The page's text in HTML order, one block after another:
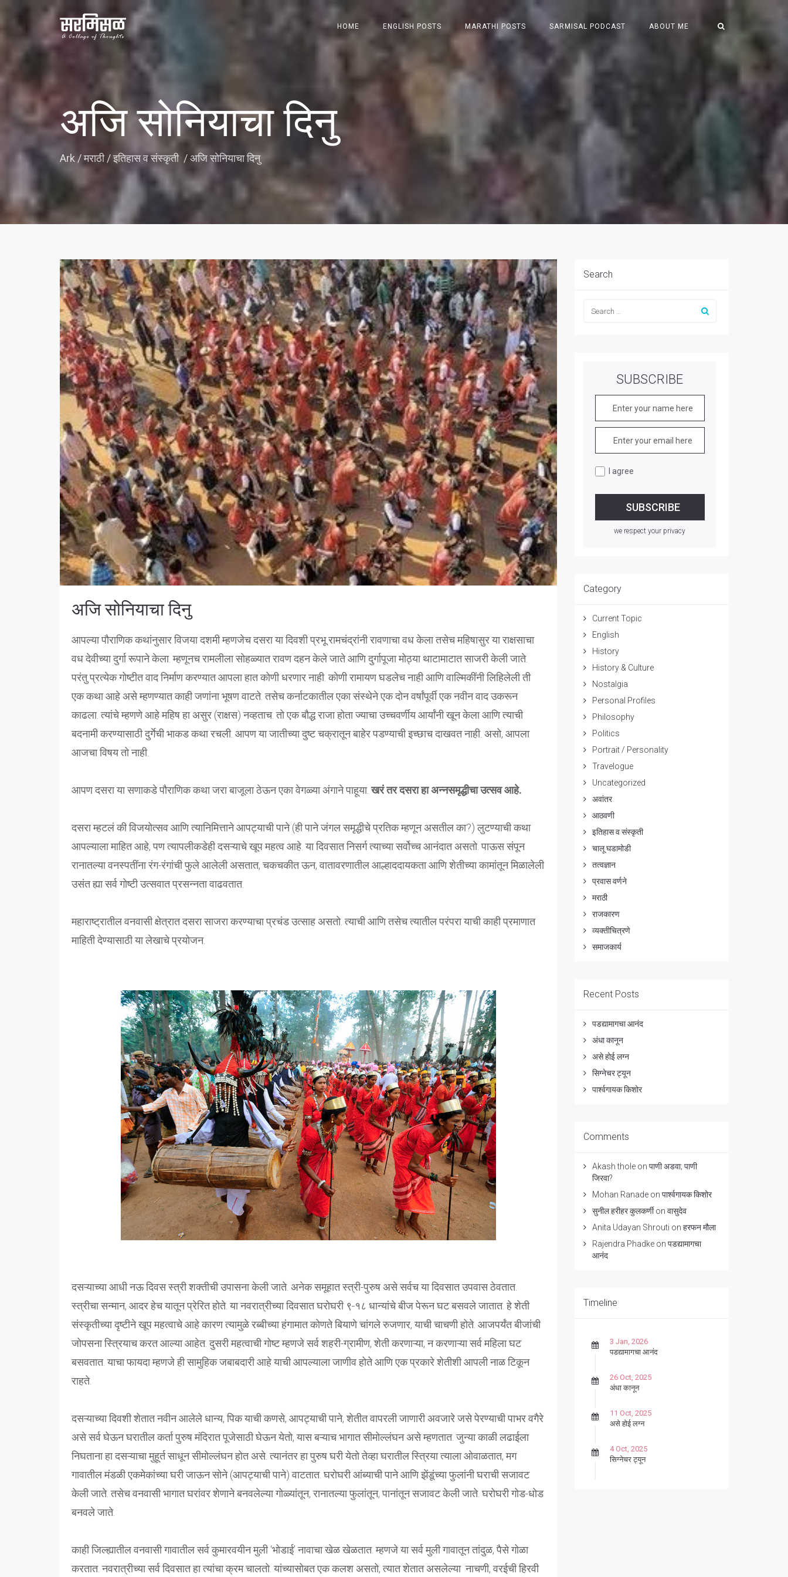
HOME ENGLISH POSTS MARATHI POSTS SARMISAL PODCAST ABOUT ME
अजि सोनियाचा दिनु
Ark /मराठी/इतिहास व संस्कृती /अजि सोनियाचा दिनु
अजि सोनियाचा दिनु
आपल्या पौराणिक कथांनुसार विजया दशमी म्हणजेच दसरा या दिवशी प्रभू रामचंद्रांनी रावणाचा वध केला तसेच महिषासुर या राक्षसाचा
वध देवीच्या दुर्गा रूपाने केला. म्हणूनच रामलीला सोहळ्यात रावण दहन केले जाते आणि दुर्गापूजा मोठ्या थाटामाटात साजरी केली जाते.
परंतु प्रत्येक गोष्टीत वाद निर्माण करण्यात आपला हात कोणी धरणार नाही. कोणी रामायण घडलेच नाही आणि वाल्मिकींनी लिहिलेली ती
एक कथा आहे असे म्हणण्यात काही जणांना भूषण वाटते. तसेच कर्नाटकातील एका संस्थेने एक दोन वर्षांपूर्वी एक नवीन वाद उकरून
काढला. त्यांचे म्हणणे आहे महिष हा असुर (राक्षस) नव्हताच. तो एक बौद्ध राजा होता ज्याचा उच्चवर्णीय आर्यांनी खून केला आणि त्याची
बदनामी करण्यासाठी दुर्गेची भाकड कथा रचली. आपण या जातीच्या दुष्ट चक्रातून बाहेर पडण्याची इच्छाच दाखवत नाही. असो, आपला
आजचा विषय तो नाही.
आपण दसरा या सणाकडे पौराणिक कथा जरा बाजूला ठेऊन एका वेगळ्या अंगाने पाहूया.खरं तर दसरा हा अन्नसमृद्धीचा उत्सव आहे.
दसरा म्हटलं की विजयोत्सव आणि त्यानिमित्ताने आपट्याची पाने (ही पाने जंगल समृद्धीचे प्रतिक म्हणून असतील का?) लुटण्याची कथा
आपल्याला माहित आहे, पण त्यापलीकडेही दसऱ्याचे खूप महत्व आहे. या दिवसात निसर्ग त्याच्या सर्वोच्च आनंदात असतो. पाऊस संपून
रानातल्या वनस्पतींना रंग-रंगांची फुले आलेली असतात, चकचकीत ऊन, वातावरणातील आल्हाददायकता आणि शेतीच्या कामांतून मिळालेली
उसंत ह्या सर्व गोष्टी उत्सवात प्रसन्नता वाढवतात.
महाराष्ट्रातील वनवासी क्षेत्रात दसरा साजरा करण्याचा प्रचंड उत्साह असतो. त्याची आणि तसेच त्यातील परंपरा याची काही प्रमाणात
माहिती देण्यासाठी या लेखाचे प्रयोजन.
दसऱ्याच्या आधी नऊ दिवस स्त्री शक्तीची उपासना केली जाते. अनेक समूहात स्त्री-पुरुष असे सर्वच या दिवसात उपवास ठेवतात.
स्त्रीचा सन्मान, आदर हेच यातून प्रेरित होते. या नवरात्रीच्या दिवसात घरोघरी ९-१८ धान्यांचे बीज पेरून घट बसवले जातात. हे शेती
संस्कृतीच्या दृष्टीने खूप महत्वाचे आहे कारण त्यामुळे रब्बीच्या हंगामात कोणते बियाणे चांगले रुजणार, याची चाचणी होते. आजपर्यंत बीजांची
जोपसना स्त्रियाच करत आल्या आहेत. दुसरी महत्वाची गोष्ट म्हणजे सर्व शहरी-ग्रामीण, शेती करणाऱ्या, न करणाऱ्या सर्व महिला घट
बसवतात. याचा फायदा म्हणजे ही सामुहिक जबाबदारी आहे याची आपल्याला जाणीव होते आणि एक प्रकारे शेतीशी आपली नाळ टिकून
राहते.
दसऱ्याच्या दिवशी शेतात नवीन आलेले धान्य, पिक याची कणसे, आपट्याची पाने, शेतीत वापरली जाणारी अवजारे जसे पेरण्याची पाभर वगैरे
असे सर्व घेऊन घरातील कर्ता पुरुष मंदिरात पूजेसाठी घेऊन येतो, यास बऱ्याच भागात सीमोल्लंघन असे म्हणतात. जुन्या काळी लढाईला
निघताना हा दसऱ्याचा मुहूर्त साधून सीमोल्लंघन होत असे. त्यानंतर हा पुरुष घरी येतो तेव्हा घरातील स्त्रिया त्याला ओवाळतात, मग
गावातील मंडळी एकमेकांच्या घरी जाऊन सोने (आपट्याची पाने) वाटतात. घरोघरी आंब्याची पाने आणि झेंडूंच्या फुलांनी घराची सजावट
केली जाते. तसेच वनवासी भागात घरांवर शेणाने बनवलेल्या गोळ्यांतून, रानातल्या फुलांतून, पानांतून सजावट केली जाते. घरोघरी गोड-धोड
बनवले जाते.
काही जिल्ह्यातील वनवासी गावातील सर्व कुमारवयीन मुली ‘भोडाई’ नावाचा खेळ खेळतात. म्हणजे या सर्व मुली गावातून तांदुळ, पैसे गोळा
करतात. नवरात्रीच्या सर्व दिवसात हा त्यांचा क्रम चालतो. यांच्यासोबत एक कलश असतो, त्यात शेतात असलेल्या नाचणी, वरईची हिरवी
Search
SUBSCRIBE
I agree
we respect your privacy
Category
Current Topic
English
History
History & Culture
Nostalgia
Personal Profiles
Philosophy
Politics
Portrait / Personality
Travelogue
Uncategorized
अवांतर
आठवणी
इतिहास व संस्कृती
चालू घडामोडी
तत्वज्ञान
प्रवास वर्णने
मराठी
राजकारण
व्यक्तीचित्रणे
समाजकार्य
Recent Posts
पडद्यामागचा आनंद
अंधा कानून
असे होई लग्न
सिग्नेचर ट्यून
पार्श्वगायक किशोर
Comments
Akash tholeon पाणी अडवा; पाणी
जिरवा?
Mohan Ranadeon पार्श्वगायक किशोर
सुनील हरीहर कुलकर्णीon वासुदेव
Anita Udayan Shrouti on हरफन मौला
Rajendra Phadkeon पडद्यामागचा
आनंद
Timeline
3 Jan, 2026
पडद्यामागचा आनंद
26 Oct, 2025
अंधा कानून
11 Oct, 2025
असे होई लग्न
4 Oct, 2025
सिग्नेचर ट्यून